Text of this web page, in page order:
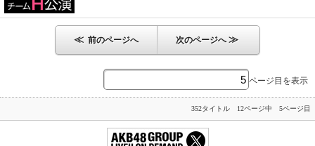
≪ 前のページへ 次のページへ≫
ページ目を表示
352タイトル 12ページ中 5ページ目